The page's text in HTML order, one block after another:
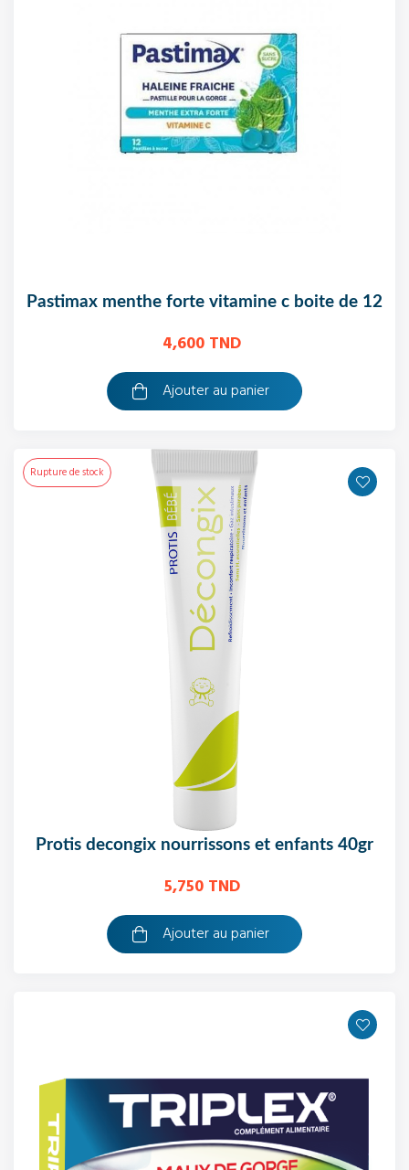
pastimax menthe forte vitamine c boite de 12
4,600 TND
Ajouter au panier
Rupture de stock
protis decongix nourrissons et enfants 40gr
5,750 TND
Ajouter au panier